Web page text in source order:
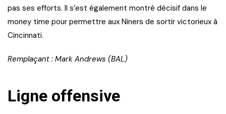
pas ses efforts. Il s’est également montré décisif dans le
money time pour permettre aux Niners de sortir victorieux à
Cincinnati.
Remplaçant : Mark Andrews (BAL)
Ligne offensive